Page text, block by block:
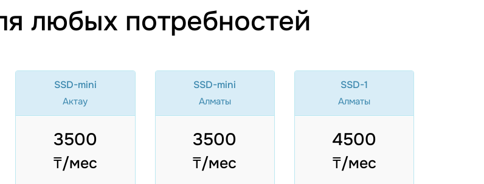
любых потребностей
SSD-mini
Актау
3500
₸/мес
SSD-mini
Алматы
3500
₸/мес
SSD-1
Алматы
4500
₸/мес